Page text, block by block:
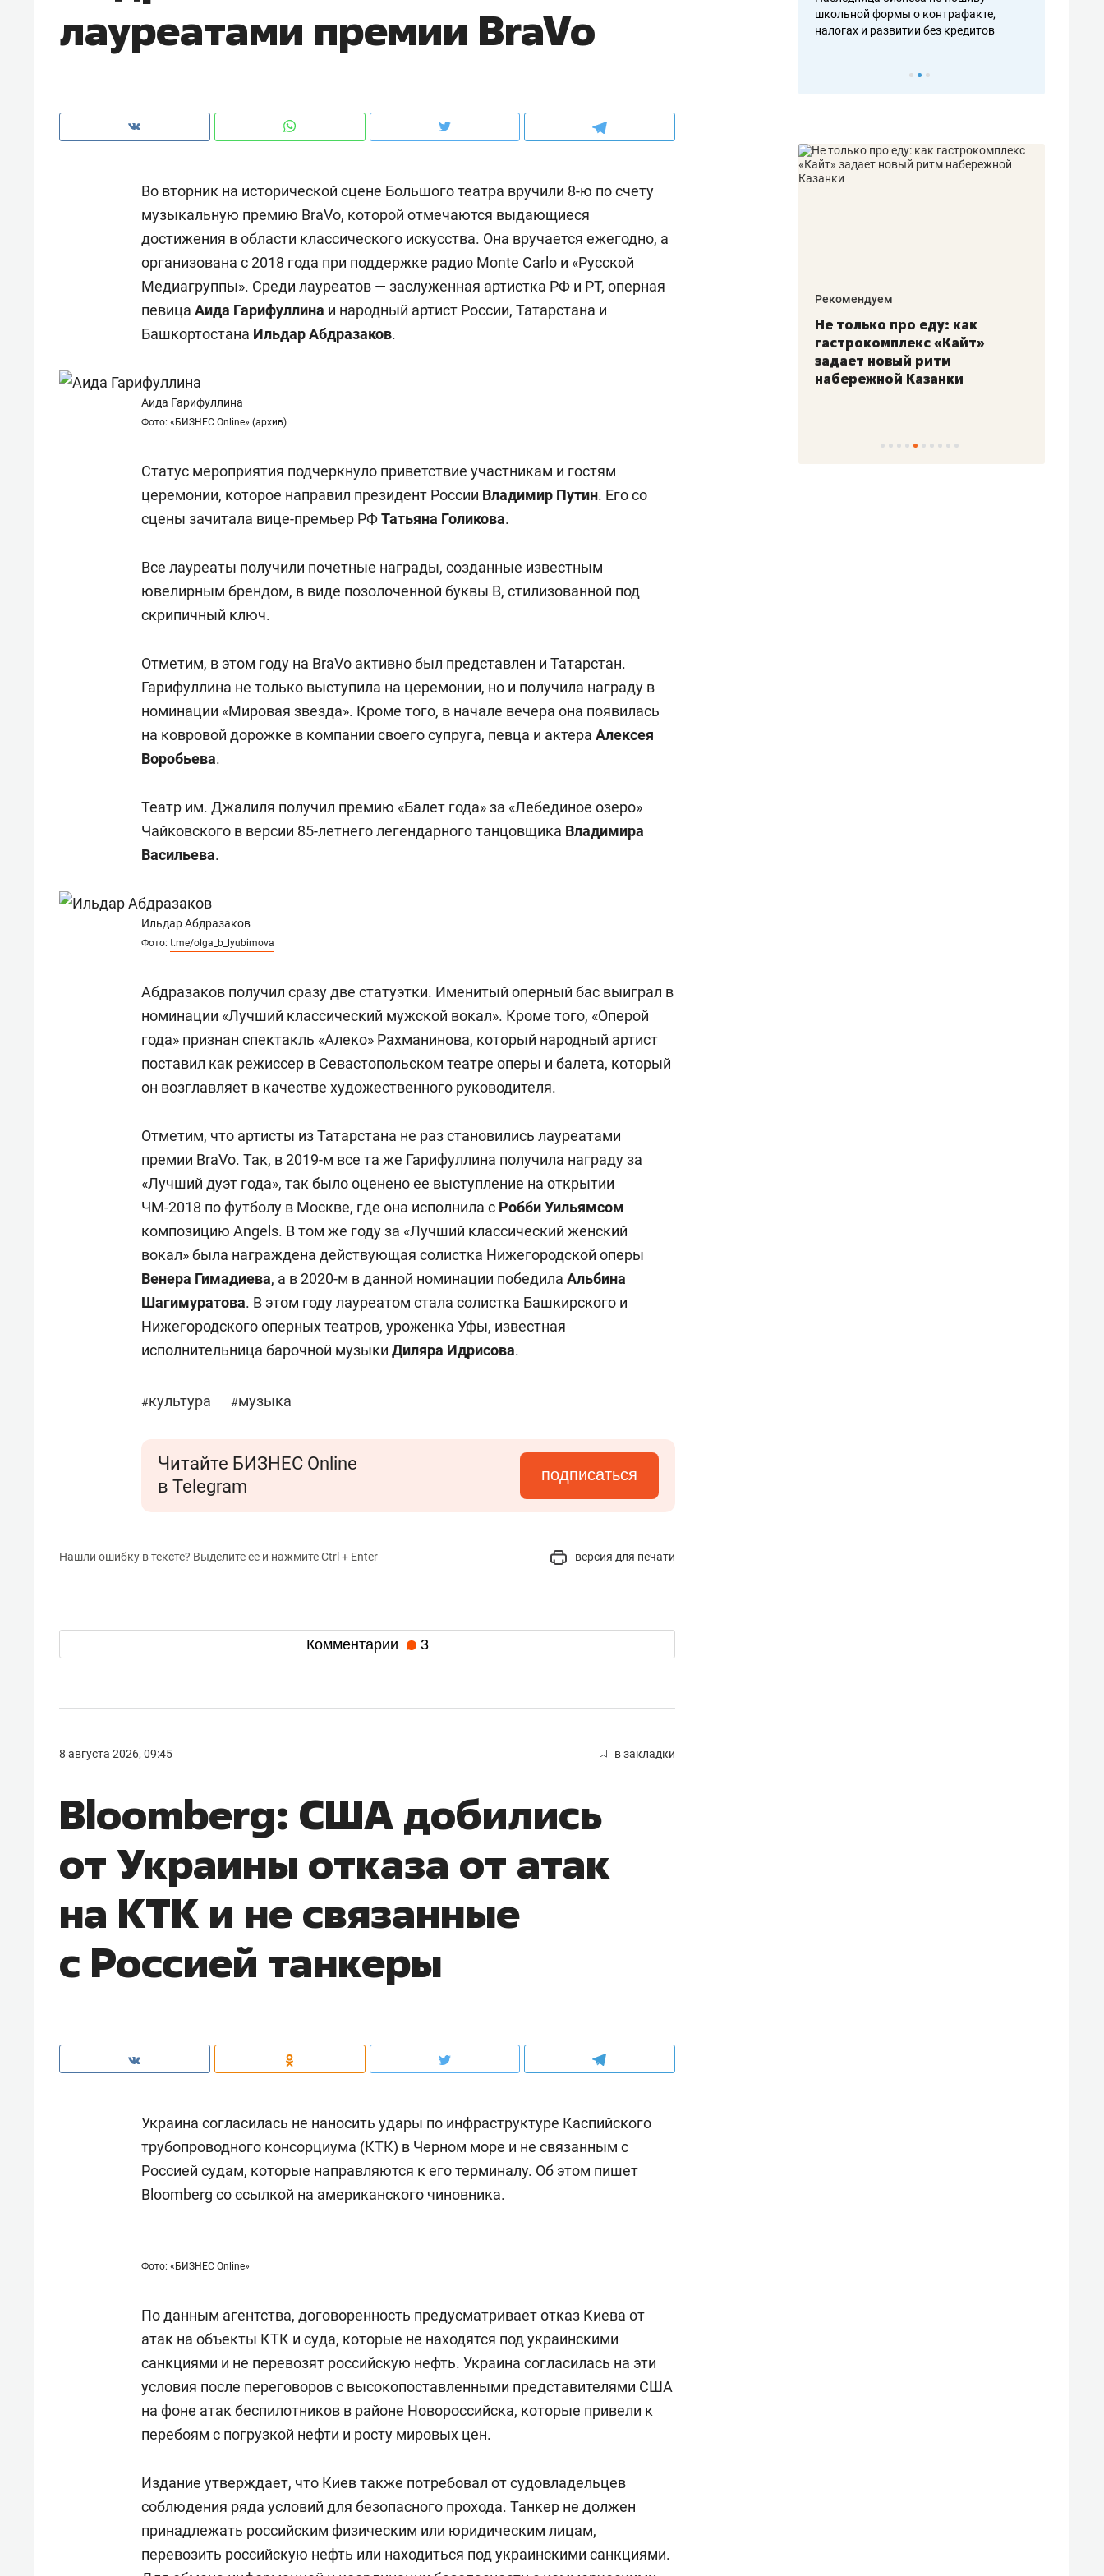
лауреатами премии BraVo
Во вторник на исторической сцене Большого театра вручили 8-ю по счету
музыкальную премию BraVo, которой отмечаются выдающиеся
достижения в области классического искусства. Она вручается ежегодно, а
организована с 2018 года при поддержке радио Monte Carlo и «Русской
Медиагруппы». Среди лауреатов — заслуженная артистка РФ и РТ, оперная
певица Аида Гарифуллина и народный артист России, Татарстана и
Башкортостана Ильдар Абдразаков.
Аида Гарифуллина
Фото: «БИЗНЕС Online» (архив)
Статус мероприятия подчеркнуло приветствие участникам и гостям
церемонии, которое направил президент России Владимир Путин. Его со
сцены зачитала вице-премьер РФТатьяна Голикова.
Все лауреаты получили почетные награды, созданные известным
ювелирным брендом, в виде позолоченной буквы В, стилизованной под
скрипичный ключ.
Отметим, в этом году на BraVo активно был представлен и Татарстан.
Гарифуллина не только выступила на церемонии, но и получила награду в
номинации «Мировая звезда». Кроме того, в начале вечера она появилась
на ковровой дорожке в компании своего супруга, певца и актера Алексея
Воробьева.
Театр им. Джалиля получил премию «Балет года» за «Лебединое озеро»
Чайковского в версии 85-летнего легендарного танцовщика Владимира
Васильева.
Ильдар Абдразаков
Фото: t.me/olga_b_lyubimova
Абдразаков получил сразу две статуэтки. Именитый оперный бас выиграл в
номинации «Лучший классический мужской вокал». Кроме того, «Оперой
года» признан спектакль «Алеко» Рахманинова, который народный артист
поставил как режиссер в Севастопольском театре оперы и балета, который
он возглавляет в качестве художественного руководителя.
Отметим, что артисты из Татарстана не раз становились лауреатами
премии BraVo. Так, в 2019-м все та же Гарифуллина получила награду за
«Лучший дуэт года», так было оценено ее выступление на открытии
ЧМ-2018 по футболу в Москве, где она исполнила с Робби Уильямсом
композицию Angels. В том же году за «Лучший классический женский
вокал» была награждена действующая солистка Нижегородской оперы
Венера Гимадиева, а в 2020-м в данной номинации победила Альбина
Шагимуратова. В этом году лауреатом стала солистка Башкирского и
Нижегородского оперных театров, уроженка Уфы, известная
исполнительница барочной музыки Диляра Идрисова.
#культура #музыка
Читайте БИЗНЕС Online
в Telegram
подписаться
Нашли ошибку в тексте? Выделите ее и нажмите Ctrl + Enter версия для печати
Комментарии 3
8 августа 2026, 09:45 в закладки
Bloomberg: США добились
от Украины отказа от атак
на КТК и не связанные
с Россией танкеры
Украина согласилась не наносить удары по инфраструктуре Каспийского
трубопроводного консорциума (КТК) в Черном море и не связанным с
Россией судам, которые направляются к его терминалу. Об этом пишет
Bloomberg со ссылкой на американского чиновника.
Фото: «БИЗНЕС Online»
По данным агентства, договоренность предусматривает отказ Киева от
атак на объекты КТК и суда, которые не находятся под украинскими
санкциями и не перевозят российскую нефть. Украина согласилась на эти
условия после переговоров с высокопоставленными представителями США
на фоне атак беспилотников в районе Новороссийска, которые привели к
перебоям с погрузкой нефти и росту мировых цен.
Издание утверждает, что Киев также потребовал от судовладельцев
соблюдения ряда условий для безопасного прохода. Танкер не должен
принадлежать российским физическим или юридическим лицам,
перевозить российскую нефть или находиться под украинскими санкциями.
рынки, почему надо знать аксакалов и
чем интересен Оман?
школьной формы о контрафакте,
налогах и развитии без кредитов
Опыт выживания в дикой
природе, работа
состоянием как основа
антихрупких команд
Рекомендуем
Мексика, рок-концерт
и вагон с чак-чаком: как
Рекомендуем Рекомендуем
Не только про еду: как
гастрокомплекс «Кайт»
задает новый ритм
набережной Казанки